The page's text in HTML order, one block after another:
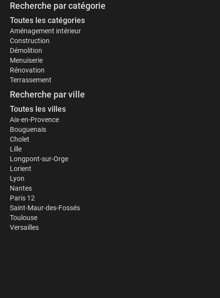
Recherche par catégorie
Toutes les catégories
Aménagement intérieur
Construction
Démolition
Menuiserie
Rénovation
Terrassement
Recherche par ville
Toutes les villes
Aix-en-Provence
Bouguenais
Cholet
Lille
Longpont-sur-Orge
Lorient
Lyon
Nantes
Paris 12
Saint-Maur-des-Fossés
Toulouse
Versailles